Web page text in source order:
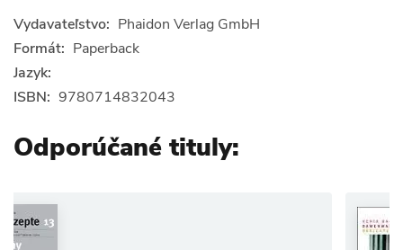
Vydavateľstvo: Phaidon Verlag GmbH
Formát: Paperback
Jazyk:
ISBN: 9780714832043
Odporúčané tituly: